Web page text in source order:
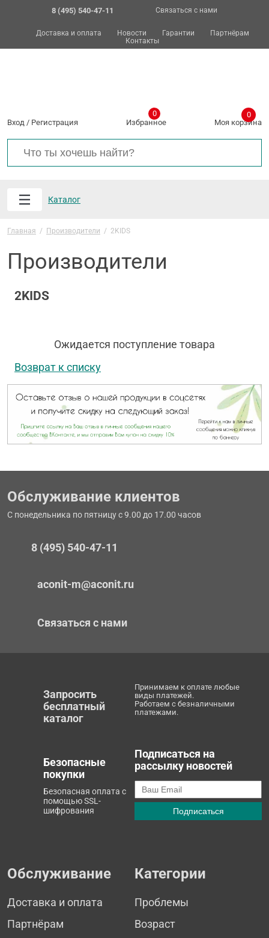
8 (495) 540-47-11 Связаться с нами
Доставка и оплата Новости Гарантии
Партнёрам
Контакты
Вход / Регистрация Избранное
0
Моя корзина
0
Каталог
Главная / Производители / 2KIDS
Производители
2KIDS
Ожидается поступление товара
Возврат к списку
Обслуживание клиентов
С понедельника по пятницу с 9.00 до 17.00 часов
8 (495) 540-47-11
aconit-m@aconit.ru
Связаться с нами
Запросить
бесплатный
каталог
Принимаем к оплате любые
виды платежей.
Работаем с безналичными
платежами.
Безопасные
покупки
Безопасная оплата с
помощью SSL-
шифрования
Подписаться на
рассылку новостей
Обслуживание
Доставка и оплата
Партнёрам
Категории
Проблемы
Возраст